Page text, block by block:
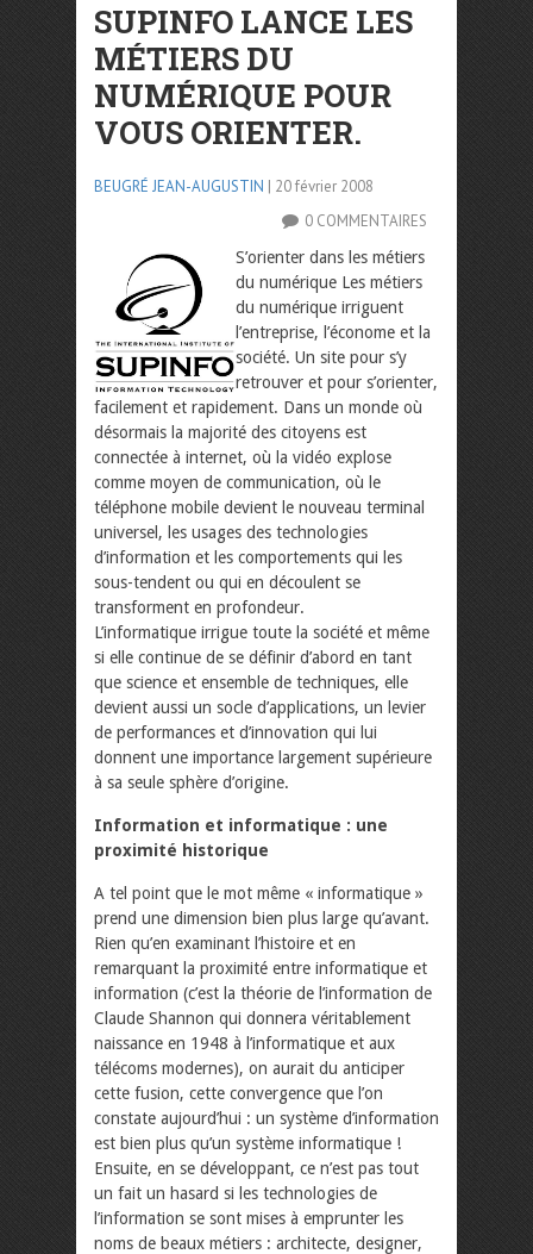
SUPINFO LANCE LES
MÉTIERS DU
NUMÉRIQUE POUR
VOUS ORIENTER.
BEUGRÉ JEAN-AUGUSTIN | 20 février 2008
0 COMMENTAIRES
S’orienter dans les métiers
du numérique Les métiers
du numérique irriguent
l’entreprise, l’économe et la
société. Un site pour s’y
retrouver et pour s’orienter,
facilement et rapidement. Dans un monde où
désormais la majorité des citoyens est
connectée à internet, où la vidéo explose
comme moyen de communication, où le
téléphone mobile devient le nouveau terminal
universel, les usages des technologies
d’information et les comportements qui les
sous-tendent ou qui en découlent se
transforment en profondeur.
L’informatique irrigue toute la société et même
si elle continue de se définir d’abord en tant
que science et ensemble de techniques, elle
devient aussi un socle d’applications, un levier
de performances et d’innovation qui lui
donnent une importance largement supérieure
à sa seule sphère d’origine.
Information et informatique : une
proximité historique
A tel point que le mot même « informatique »
prend une dimension bien plus large qu’avant.
Rien qu’en examinant l’histoire et en
remarquant la proximité entre informatique et
information (c’est la théorie de l’information de
Claude Shannon qui donnera véritablement
naissance en 1948 à l’informatique et aux
télécoms modernes), on aurait du anticiper
cette fusion, cette convergence que l’on
constate aujourd’hui : un système d’information
est bien plus qu’un système informatique !
Ensuite, en se développant, ce n’est pas tout
un fait un hasard si les technologies de
l’information se sont mises à emprunter les
noms de beaux métiers : architecte, designer,